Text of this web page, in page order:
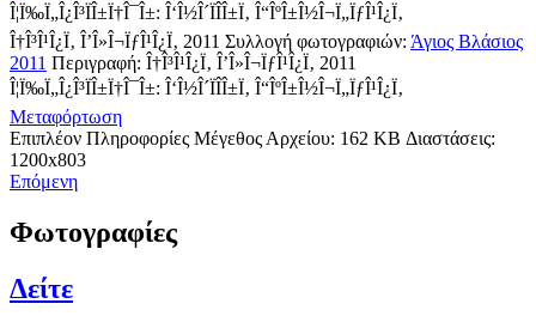
Î¦Ï‰Ï„Î¿Î³ÏÎ±Ï†Î¯Î±: Î‘Î½Î´ÏÎ­Î±Ï‚ Î“ÎºÎ±Î½Î¬Ï„ÏƒÎ¹Î¿Ï‚
Î†Î³Î¹Î¿Ï‚ Î’Î»Î¬ÏƒÎ¹Î¿Ï‚ 2011 Συλλογή φωτογραφιών: Άγιος Βλάσιος
2011 Περιγραφή: Î†Î³Î¹Î¿Ï‚ Î’Î»Î¬ÏƒÎ¹Î¿Ï‚ 2011
Î¦Ï‰Ï„Î¿Î³ÏÎ±Ï†Î¯Î±: Î‘Î½Î´ÏÎ­Î±Ï‚ Î“ÎºÎ±Î½Î¬Ï„ÏƒÎ¹Î¿Ï‚
Μεταφόρτωση
Επιπλέον Πληροφορίες Μέγεθος Αρχείου: 162 KB Διαστάσεις:
1200x803
Επόμενη
Φωτογραφίες
Δείτε